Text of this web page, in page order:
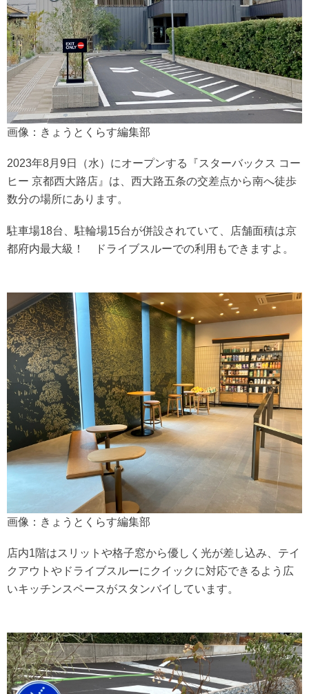
画像：きょうとくらす編集部
2023年8月9日（水）にオープンする『スターバックス コー
ヒー 京都西大路店』は、西大路五条の交差点から南へ徒歩
数分の場所にあります。
駐車場18台、駐輪場15台が併設されていて、店舗面積は京
都府内最大級！ ドライブスルーでの利用もできますよ。
画像：きょうとくらす編集部
店内1階はスリットや格子窓から優しく光が差し込み、テイ
クアウトやドライブスルーにクイックに対応できるよう広
いキッチンスペースがスタンバイしています。